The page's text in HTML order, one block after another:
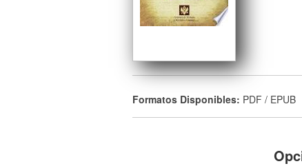
Formatos Disponibles: PDF / EPUB